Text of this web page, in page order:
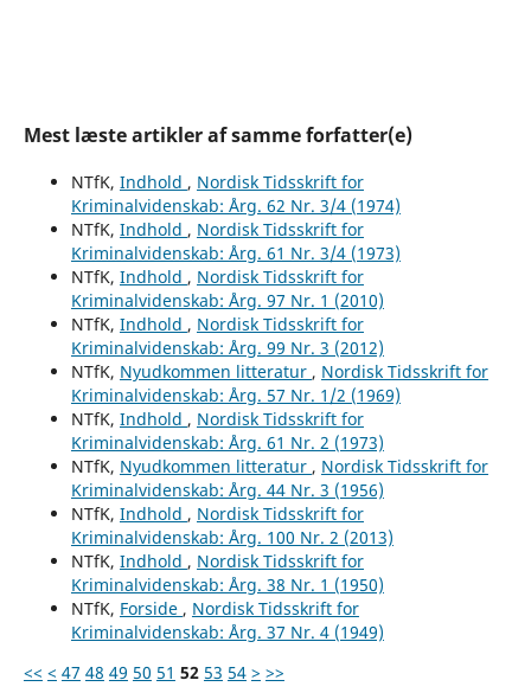
Mest læste artikler af samme forfatter(e)
NTfK, Indhold , Nordisk Tidsskrift for
Kriminalvidenskab: Årg. 62 Nr. 3/4 (1974)
NTfK, Indhold , Nordisk Tidsskrift for
Kriminalvidenskab: Årg. 61 Nr. 3/4 (1973)
NTfK, Indhold , Nordisk Tidsskrift for
Kriminalvidenskab: Årg. 97 Nr. 1 (2010)
NTfK, Indhold , Nordisk Tidsskrift for
Kriminalvidenskab: Årg. 99 Nr. 3 (2012)
NTfK, Nyudkommen litteratur , Nordisk Tidsskrift for
Kriminalvidenskab: Årg. 57 Nr. 1/2 (1969)
NTfK, Indhold , Nordisk Tidsskrift for
Kriminalvidenskab: Årg. 61 Nr. 2 (1973)
NTfK, Nyudkommen litteratur , Nordisk Tidsskrift for
Kriminalvidenskab: Årg. 44 Nr. 3 (1956)
NTfK, Indhold , Nordisk Tidsskrift for
Kriminalvidenskab: Årg. 100 Nr. 2 (2013)
NTfK, Indhold , Nordisk Tidsskrift for
Kriminalvidenskab: Årg. 38 Nr. 1 (1950)
NTfK, Forside , Nordisk Tidsskrift for
Kriminalvidenskab: Årg. 37 Nr. 4 (1949)
<< < 47 48 49 50 51 52 53 54 > >>